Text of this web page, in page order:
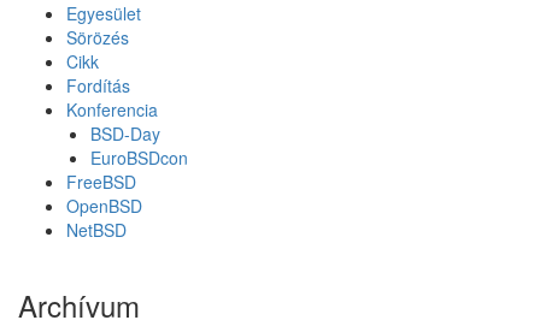
Egyesület
Sörözés
Cikk
Fordítás
Konferencia
BSD-Day
EuroBSDcon
FreeBSD
OpenBSD
NetBSD
Archívum